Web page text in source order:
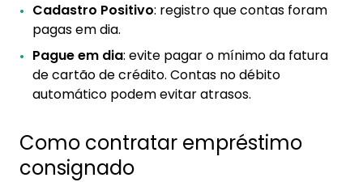
Cadastro Positivo: registro que contas foram
pagas em dia.
Pague em dia: evite pagar o mínimo da fatura
de cartão de crédito. Contas no débito
automático podem evitar atrasos.
Como contratar empréstimo
consignado